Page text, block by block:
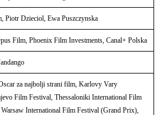
Piotr Dzieciol, Ewa Puszczynska
Film, Phoenix Film Investments, Canal+ Polska
za najbolji strani film, Karlovy Vary
Film Festival, Thessaloniki International Film
International Film Festival (Grand Prix),